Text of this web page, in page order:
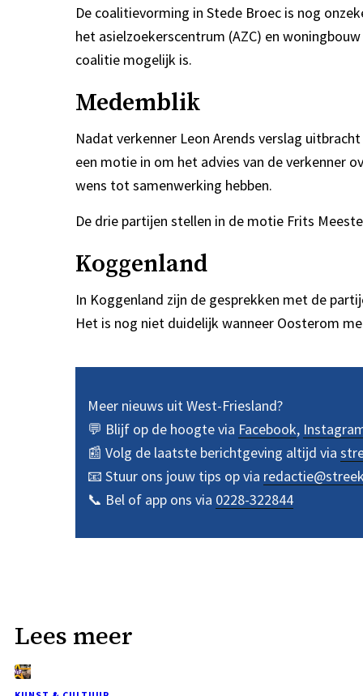
De coalitievorming in Stede Broec is nog
het asielzoekerscentrum (AZC) en
coalitie mogelijk is.
Medemblik
Nadat verkenner Leon Arends verslag
een motie in om het advies van de verkenner
wens tot samenwerking hebben.
De drie partijen stellen in de motie Frits
Koggenland
In Koggenland zijn de gesprekken met de
Het is nog niet duidelijk wanneer Oosterom
Meer nieuws uit West-Friesland?
💬 Blijf op de hoogte via Facebook,
📰 Volg de laatste berichtgeving altijd via
📧 Stuur ons jouw tips op via
📞 Bel of app ons via 0228-322844
Lees meer